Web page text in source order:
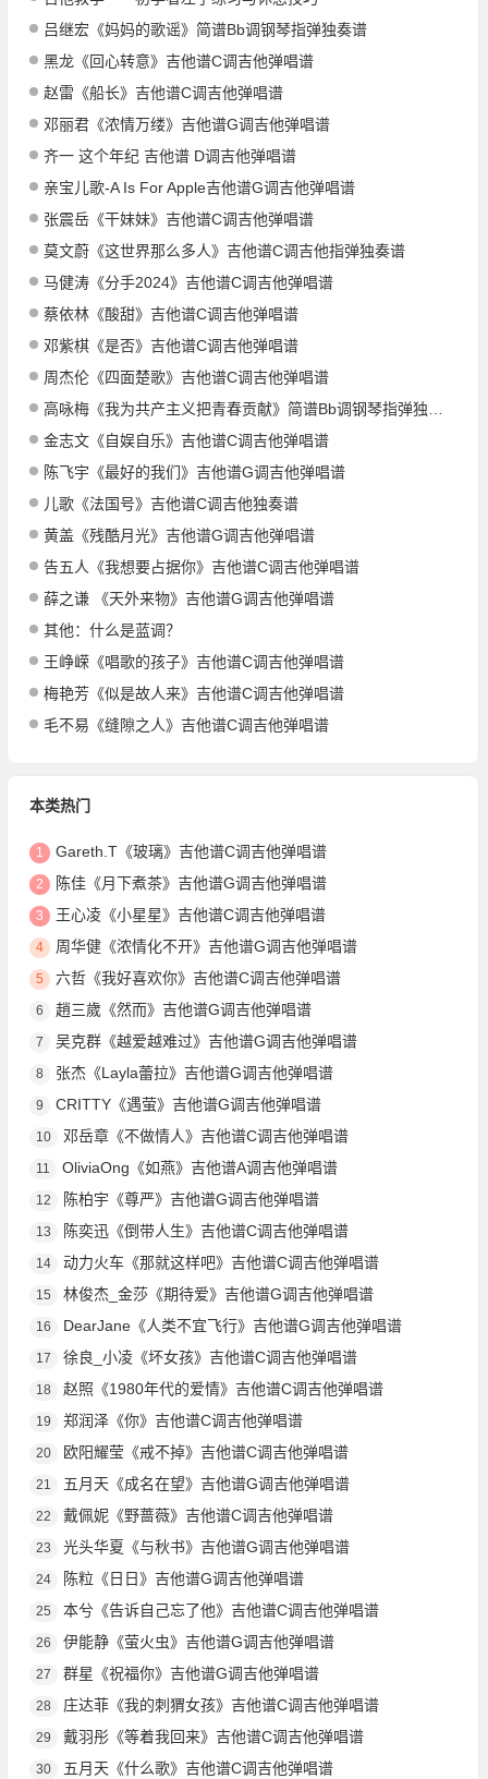
吕继宏《妈妈的歌谣》简谱Bb调钢琴指弹独奏谱
黑龙《回心转意》吉他谱C调吉他弹唱谱
赵雷《船长》吉他谱C调吉他弹唱谱
邓丽君《浓情万缕》吉他谱G调吉他弹唱谱
齐一 这个年纪 吉他谱 D调吉他弹唱谱
亲宝儿歌-A Is For Apple吉他谱G调吉他弹唱谱
张震岳《干妹妹》吉他谱C调吉他弹唱谱
莫文蔚《这世界那么多人》吉他谱C调吉他指弹独奏谱
马健涛《分手2024》吉他谱C调吉他弹唱谱
蔡依林《酸甜》吉他谱C调吉他弹唱谱
邓紫棋《是否》吉他谱C调吉他弹唱谱
周杰伦《四面楚歌》吉他谱C调吉他弹唱谱
高咏梅《我为共产主义把青春贡献》简谱Bb调钢琴指弹独奏谱
金志文《自娱自乐》吉他谱C调吉他弹唱谱
陈飞宇《最好的我们》吉他谱G调吉他弹唱谱
儿歌《法国号》吉他谱C调吉他独奏谱
黄盖《残酷月光》吉他谱G调吉他弹唱谱
告五人《我想要占据你》吉他谱C调吉他弹唱谱
薛之谦 《天外来物》吉他谱G调吉他弹唱谱
其他：什么是蓝调？
王峥嵘《唱歌的孩子》吉他谱C调吉他弹唱谱
梅艳芳《似是故人来》吉他谱C调吉他弹唱谱
毛不易《缝隙之人》吉他谱C调吉他弹唱谱
本类热门
1 Gareth.T《玻璃》吉他谱C调吉他弹唱谱
2 陈佳《月下煮茶》吉他谱G调吉他弹唱谱
3 王心凌《小星星》吉他谱C调吉他弹唱谱
4 周华健《浓情化不开》吉他谱G调吉他弹唱谱
5 六哲《我好喜欢你》吉他谱C调吉他弹唱谱
6 趙三歲《然而》吉他谱G调吉他弹唱谱
7 吴克群《越爱越难过》吉他谱G调吉他弹唱谱
8 张杰《Layla蕾拉》吉他谱G调吉他弹唱谱
9 CRITTY《遇萤》吉他谱G调吉他弹唱谱
10 邓岳章《不做情人》吉他谱C调吉他弹唱谱
11 OliviaOng《如燕》吉他谱A调吉他弹唱谱
12 陈柏宇《尊严》吉他谱G调吉他弹唱谱
13 陈奕迅《倒带人生》吉他谱C调吉他弹唱谱
14 动力火车《那就这样吧》吉他谱C调吉他弹唱谱
15 林俊杰_金莎《期待爱》吉他谱G调吉他弹唱谱
16 DearJane《人类不宜飞行》吉他谱G调吉他弹唱谱
17 徐良_小凌《坏女孩》吉他谱C调吉他弹唱谱
18 赵照《1980年代的爱情》吉他谱C调吉他弹唱谱
19 郑润泽《你》吉他谱C调吉他弹唱谱
20 欧阳耀莹《戒不掉》吉他谱C调吉他弹唱谱
21 五月天《成名在望》吉他谱G调吉他弹唱谱
22 戴佩妮《野蔷薇》吉他谱C调吉他弹唱谱
23 光头华夏《与秋书》吉他谱G调吉他弹唱谱
24 陈粒《日日》吉他谱G调吉他弹唱谱
25 本兮《告诉自己忘了他》吉他谱C调吉他弹唱谱
26 伊能静《萤火虫》吉他谱G调吉他弹唱谱
27 群星《祝福你》吉他谱G调吉他弹唱谱
28 庄达菲《我的刺猬女孩》吉他谱C调吉他弹唱谱
29 戴羽彤《等着我回来》吉他谱C调吉他弹唱谱
30 五月天《什么歌》吉他谱C调吉他弹唱谱